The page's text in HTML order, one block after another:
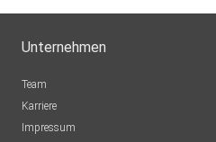
Unternehmen
Team
Karriere
Impressum